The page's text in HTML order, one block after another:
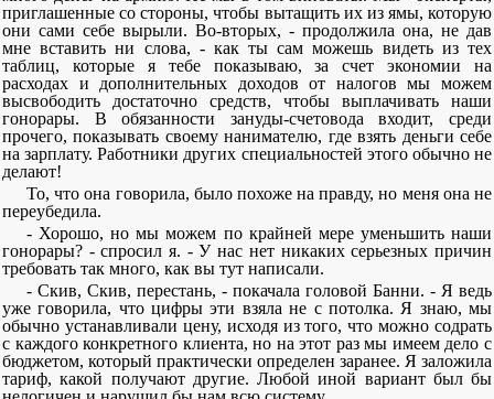
приглашенные со стороны, чтобы вытащить их из ямы, которую
они сами себе вырыли. Во-вторых, - продолжила она, не дав
мне вставить ни слова, - как ты сам можешь видеть из тех
таблиц, которые я тебе показываю, за счет экономии на
расходах и дополнительных доходов от налогов мы можем
высвободить достаточно средств, чтобы выплачивать наши
гонорары. В обязанности зануды-счетовода входит, среди
прочего, показывать своему нанимателю, где взять деньги себе
на зарплату. Работники других специальностей этого обычно не
делают!
То, что она говорила, было похоже на правду, но меня она не
переубедила.
- Хорошо, но мы можем по крайней мере уменьшить наши
гонорары? - спросил я. - У нас нет никаких серьезных причин
требовать так много, как вы тут написали.
- Скив, Скив, перестань, - покачала головой Банни. - Я ведь
уже говорила, что цифры эти взяла не с потолка. Я знаю, мы
обычно устанавливали цену, исходя из того, что можно содрать
с каждого конкретного клиента, но на этот раз мы имеем дело с
бюджетом, который практически определен заранее. Я заложила
тариф, какой получают другие. Любой иной вариант был бы